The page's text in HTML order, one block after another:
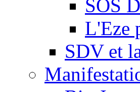
SOS
L'Eze
SDV et